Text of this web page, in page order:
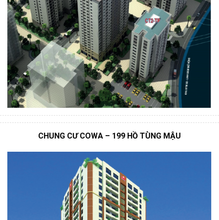
CHUNG CƯ COWA – 199 HỒ TÙNG MẬU